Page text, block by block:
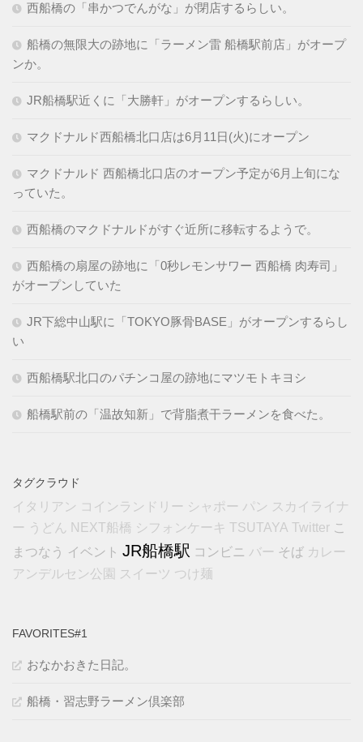
西船橋の「串かつでんがな」が閉店するらしい。
船橋の無限大の跡地に「ラーメン雷 船橋駅前店」がオープ
ンか。
JR船橋駅近くに「大勝軒」がオープンするらしい。
マクドナルド西船橋北口店は6月11日(火)にオープン
マクドナルド 西船橋北口店のオープン予定が6月上旬にな
っていた。
西船橋のマクドナルドがすぐ近所に移転するようで。
西船橋の扇屋の跡地に「0秒レモンサワー 西船橋 肉寿司」
がオープンしていた
JR下総中山駅に「TOKYO豚骨BASE」がオープンするらし
い
西船橋駅北口のパチンコ屋の跡地にマツモトキヨシ
船橋駅前の「温故知新」で背脂煮干ラーメンを食べた。
タグクラウド
イタリアン コインランドリー シャポー パン スカイライナ
ー うどん NEXT船橋 シフォンケーキ TSUTAYA Twitter こ
まつなう イベント JR船橋駅 コンビニ バー そば カレー
アンデルセン公園
スイーツ つけ麺
FAVORITES#1
おなかおきた日記。
船橋・習志野ラーメン倶楽部